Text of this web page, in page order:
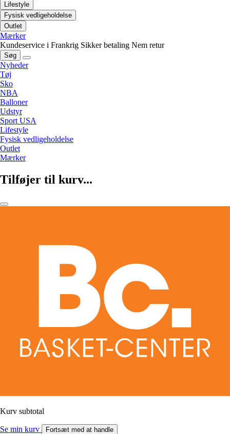
Lifestyle
Fysisk vedligeholdelse
Outlet
Mærker
Kundeservice i Frankrig Sikker betaling Nem retur
Søg
Nyheder
Tøj
Sko
NBA
Balloner
Udstyr
Sport USA
Lifestyle
Fysisk vedligeholdelse
Outlet
Mærker
Tilføjer til kurv...
Kurv subtotal
Se min kurv Fortsæt med at handle